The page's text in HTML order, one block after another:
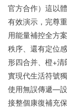
官方合作）這以
有效演示，完尊
用能量補控全方
秩序、還有定位
形四合并、橙+清
實現代生活符號
使用無誤傳遞—
接整個康復補充